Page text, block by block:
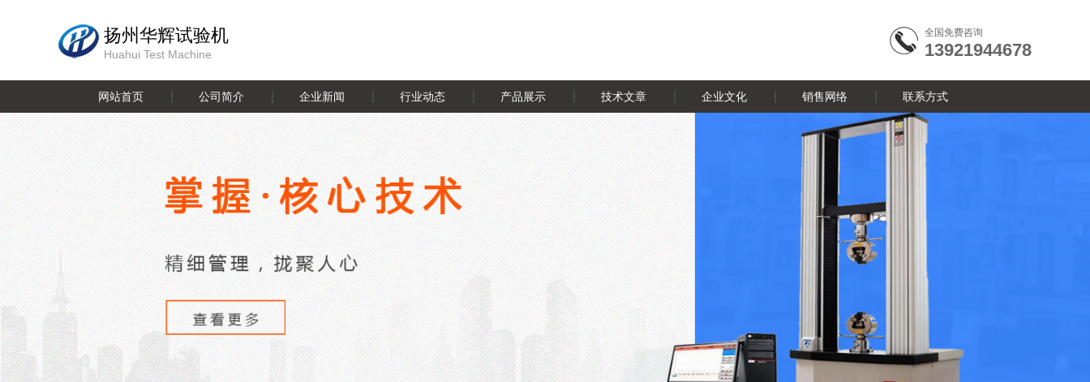
扬州华辉试验机
Huahui Test Machine
全国免费咨询
13921944678
网站首页 公司简介 企业新闻 行业动态 产品展示 技术文章 企业文化 销售网络 联系方式